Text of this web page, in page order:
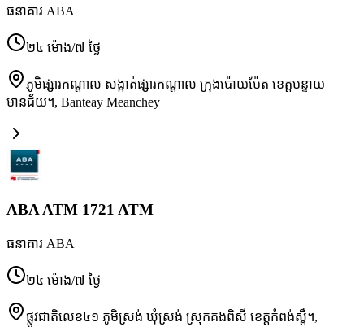
ធនាគារ ABA
២៤ ម៉ោង/៧ ថ្ងៃ
ភូមិផ្សារកណ្ដាល សង្កាត់ផ្សារកណ្ដាល ក្រុងប៉ោយប៉ែត ខេត្តបន្ទាយ
មានជ័យ។, Banteay Meanchey
ABA ATM 1721 ATM
ធនាគារ ABA
២៤ ម៉ោង/៧ ថ្ងៃ
ផ្លូវជាតិលេខ៤១ ភូមិស្រង់ ឃុំស្រង់ ស្រុកគងពិសី ខេត្តកំពង់ស្ពឺ។,